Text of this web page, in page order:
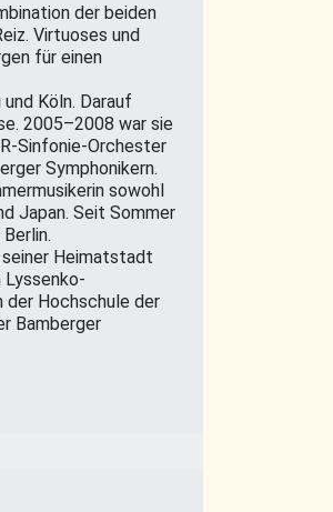
der beiden
Virtuoses und
für einen
Köln. Darauf
2005–2008 war sie
Sinfonie-Orchester
Symphonikern.
sowohl
Japan. Seit Sommer
seiner Heimatstadt
Lyssenko-
Hochschule der
Bamberger